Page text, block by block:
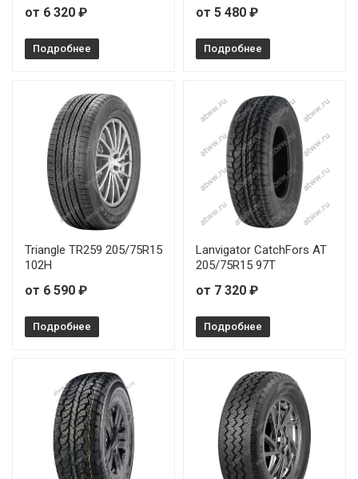
Ilink L-Grip66 165/80R13 83T
Ilink L-Grip66 175/65R14 82H
Ilink L-Grip66 175/70R13 82T
Ilink L-Grip66 175/70R14 84T
Ilink L-Grip66 185/55R15 82V
Ilink L-Grip66 185/55R16 83V
Ilink L-Grip66 185/60R15 88H
Ilink L-Grip66 185/60R16 86H
Ilink L-Grip66 185/65R14 86H
Ilink L-Grip66 185/65R15 88H
от 6 320 ₽
Подробнее
от 5 480 ₽
Подробнее
Triangle TR259 205/75R15
102H
от 6 590 ₽
Подробнее
Lanvigator CatchFors AT
205/75R15 97T
от 7 320 ₽
Подробнее